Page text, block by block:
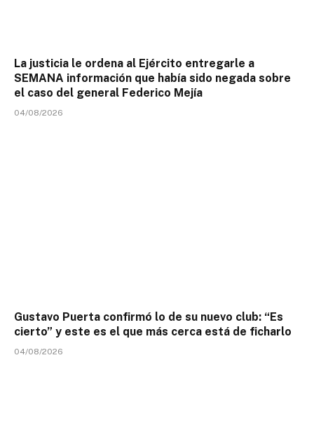
La justicia le ordena al Ejército entregarle a
SEMANA información que había sido negada sobre
el caso del general Federico Mejía
04/08/2026
Gustavo Puerta confirmó lo de su nuevo club: “Es
cierto” y este es el que más cerca está de ficharlo
04/08/2026